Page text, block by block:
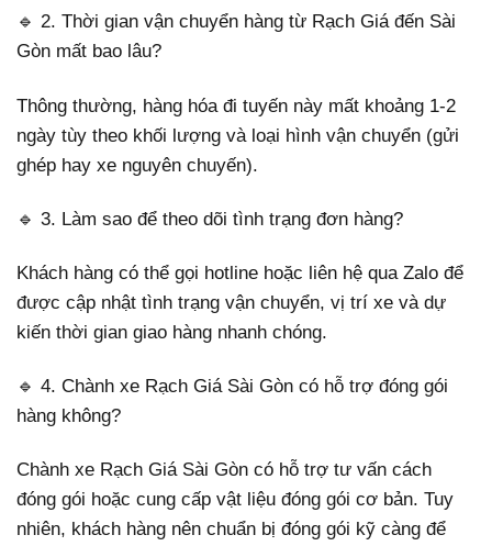
🔹 2. Thời gian vận chuyển hàng từ Rạch Giá đến Sài
Gòn mất bao lâu?
Thông thường, hàng hóa đi tuyến này mất khoảng 1-2
ngày tùy theo khối lượng và loại hình vận chuyển (gửi
ghép hay xe nguyên chuyến).
🔹 3. Làm sao để theo dõi tình trạng đơn hàng?
Khách hàng có thể gọi hotline hoặc liên hệ qua Zalo để
được cập nhật tình trạng vận chuyển, vị trí xe và dự
kiến thời gian giao hàng nhanh chóng.
🔹 4. Chành xe Rạch Giá Sài Gòn có hỗ trợ đóng gói
hàng không?
Chành xe Rạch Giá Sài Gòn có hỗ trợ tư vấn cách
đóng gói hoặc cung cấp vật liệu đóng gói cơ bản. Tuy
nhiên, khách hàng nên chuẩn bị đóng gói kỹ càng để